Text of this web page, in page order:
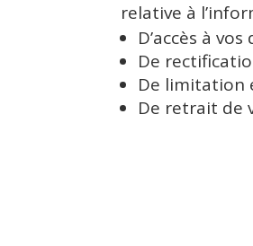
relative à
D’accès à
De
De limitation
De retrait de